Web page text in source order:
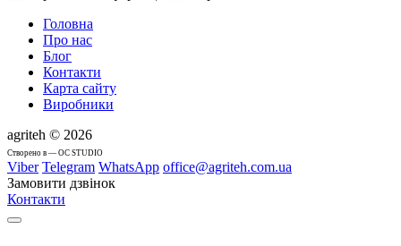
Головна
Про нас
Блог
Контакти
Карта сайту
Виробники
agriteh © 2026
Cтворено в — OC STUDIO
Viber Telegram WhatsApp office@agriteh.com.ua
Замовити дзвінок
Контакти